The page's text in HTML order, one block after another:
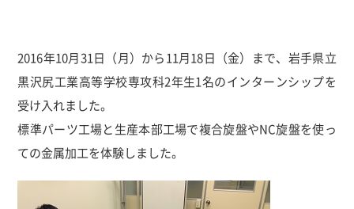
2016年10月31日（月）から11月18日（金）まで、岩手県立
黒沢尻工業高等学校専攻科2年生1名のインターンシップを
受け入れました。
標準パーツ工場と生産本部工場で複合旋盤やNC旋盤を使っ
ての金属加工を体験しました。